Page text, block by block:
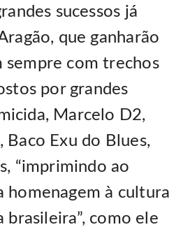
sucessos já
que ganharão
sempre com trechos
por grandes
Marcelo D2,
Baco Exu do Blues,
“imprimindo ao
homenagem à cultura
brasileira”, como ele